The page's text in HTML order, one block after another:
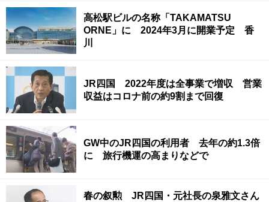
高松駅ビルの名称「TAKAMATSU
ORNE」に 2024年3月に開業予定 香
川
JR四国 2022年度は全事業で増収 営業
収益はコロナ前の約9割まで回復
GW中のJR四国の利用者 去年の約1.3倍
に 旅行機運の高まりなどで
春の叙勲 JR四国・元社長の泉雅文さん